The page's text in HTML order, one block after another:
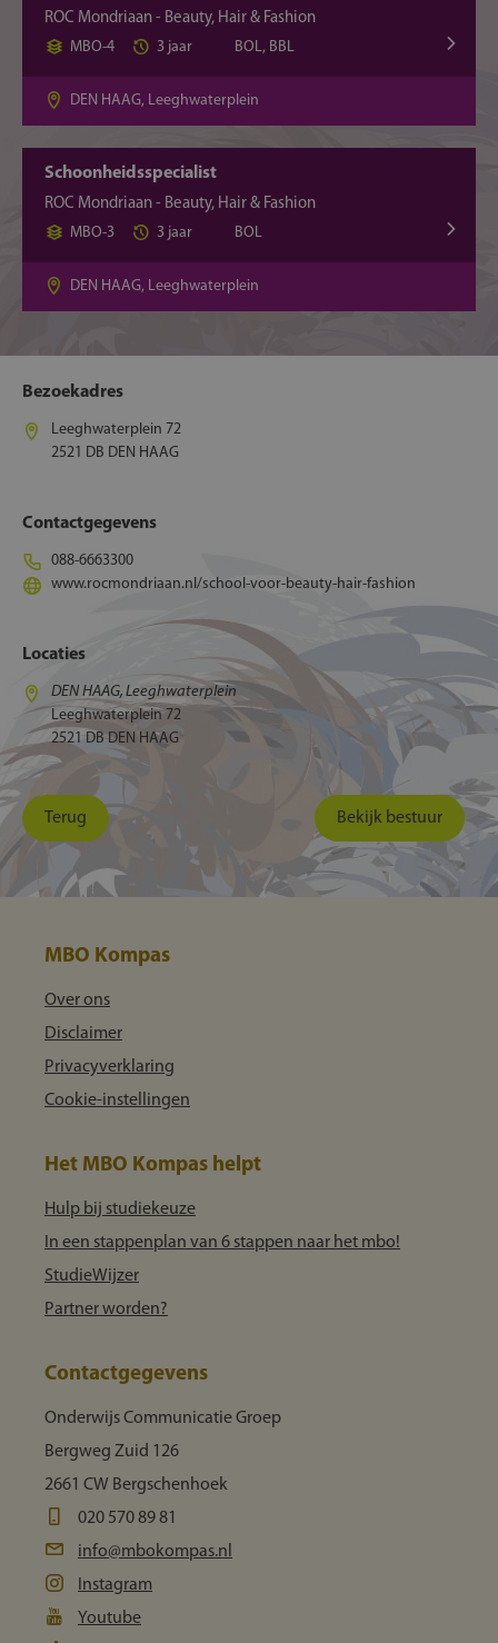
Bezoekadres
Leeghwaterplein 72
2521 DB DEN HAAG
Contactgegevens
088-6663300
www.rocmondriaan.nl/school-voor-beauty-hair-fashion
Locaties
DEN HAAG, Leeghwaterplein
Leeghwaterplein 72
2521 DB DEN HAAG
Terug Bekijk bestuur
ROC Mondriaan - Beauty, Hair & Fashion
MBO-4
3 jaar BOL, BBL
DEN HAAG, Leeghwaterplein
Schoonheidsspecialist
ROC Mondriaan - Beauty, Hair & Fashion
MBO-3
3 jaar BOL
DEN HAAG, Leeghwaterplein
MBO Kompas
Over ons
Disclaimer
Privacyverklaring
Cookie-instellingen
Het MBO Kompas helpt
Hulp bij studiekeuze
In een stappenplan van 6 stappen naar het mbo!
StudieWijzer
Partner worden?
Contactgegevens
Onderwijs Communicatie Groep
Bergweg Zuid 126
2661 CW Bergschenhoek
020 570 89 81
info@mbokompas.nl
Instagram
Youtube